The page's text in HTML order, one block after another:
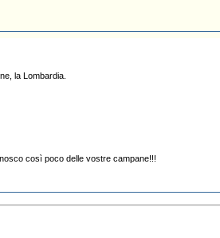
la Lombardia.
così poco delle vostre campane!!!